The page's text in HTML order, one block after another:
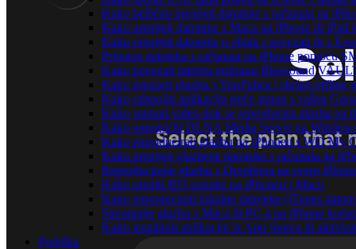
Kako bežično prenijeti datoteke s računala na
Kako prenijeti datoteke s Maca na iPhone ili iPad
Kako prenijeti datoteke u oblak i povezati ih s
Prijenos datoteka s računala na iPhone pomoću
Kako povezati internu pohranu Bluesound
Kako preuzeti glazbu s YouTubea i slušati offline
Kako odspojiti aplikaciju treće strane s vašeg
Kako snimati video dok se reproducira glazba na
Kako omogućiti DLNA Media Server na
Kako reproducirati glazbu na iPhoneu s WD My
Kako prenijeti glazbene datoteke s računala na
Reproducirajte glazbu s Dropboxa na svom
Kako urediti ID3 oznake na iPhoneu i Macu
Kako reproducirati lokalne datoteke (iTunes
Streamajte glazbu s Maca ili PC-a na iPhone
Kako instalirati aplikaciju iz App Storea ili
Podrška